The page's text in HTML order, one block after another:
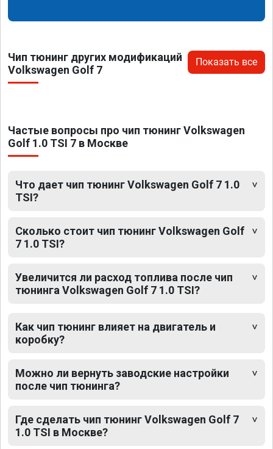
Чип тюнинг других модификаций
Volkswagen Golf 7
Показать все
Частые вопросы про чип тюнинг Volkswagen
Golf 1.0 TSI 7 в Москве
Что дает чип тюнинг Volkswagen Golf 7 1.0
TSI?
Сколько стоит чип тюнинг Volkswagen Golf
7 1.0 TSI?
Увеличится ли расход топлива после чип
тюнинга Volkswagen Golf 7 1.0 TSI?
Как чип тюнинг влияет на двигатель и
коробку?
Можно ли вернуть заводские настройки
после чип тюнинга?
Где сделать чип тюнинг Volkswagen Golf 7
1.0 TSI в Москве?